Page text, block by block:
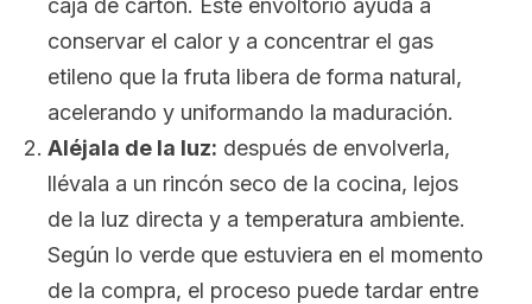
caja de cartón. Este envoltorio ayuda a
conservar el calor y a concentrar el gas
etileno que la fruta libera de forma natural,
acelerando y uniformando la maduración.
Aléjala de la luz: después de envolverla,
llévala a un rincón seco de la cocina, lejos
de la luz directa y a temperatura ambiente.
Según lo verde que estuviera en el momento
de la compra, el proceso puede tardar entre